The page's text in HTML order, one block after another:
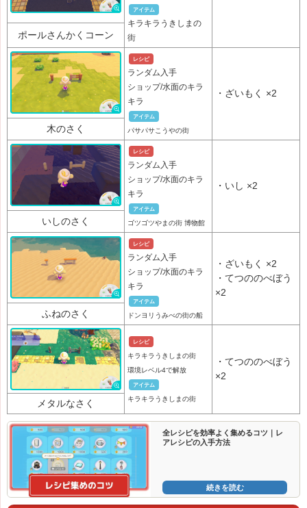
アイテム
キラキラうきしまの
街
ポールさんかくコーン
レシピ
ランダム入手
ショップ/水面のキラ
キラ
アイテム
パサパサこうやの街
・ ざいもく ×2
木のさく
レシピ
ランダム入手
ショップ/水面のキラ
キラ
アイテム
ゴツゴツやまの街 博物館
・ いし ×2
いしのさく
レシピ
ランダム入手
ショップ/水面のキラ
キラ
アイテム
ドンヨリうみべの街の船
・ ざいもく
×2
・ てつののべぼう
×2
ふねのさく
レシピ
キラキラうきしまの街
環境レベル4で解放
アイテム
キラキラうきしまの街
・ てつののべぼう
×2
メタルなさく
全レシピを効率よく集めるコツ｜レ
アレシピの入手方法
続きを読む